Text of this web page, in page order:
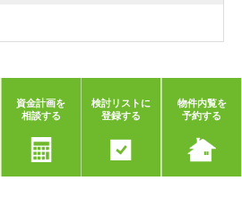
資金計画を
相談する
検討リストに
登録する
物件内覧を
予約する